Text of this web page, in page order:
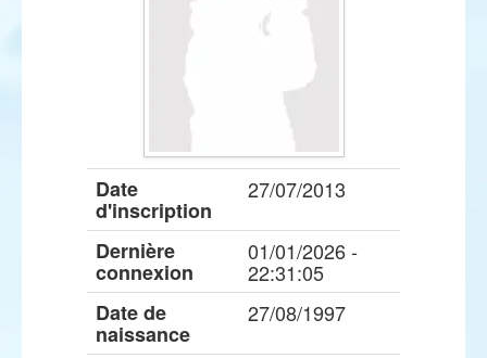
Date
d'inscription
27/07/2013
Dernière
connexion
01/01/2026 -
22:31:05
Date de
naissance
27/08/1997